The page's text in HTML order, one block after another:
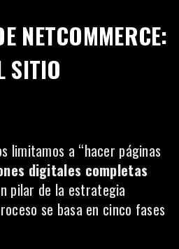
NETCOMMERCE:
SITIO
limitamos a “hacer páginas
digitales completas
pilar de la estrategia
se basa en cinco fases